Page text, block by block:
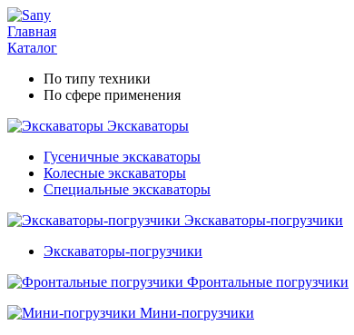
Главная
Каталог
По типу техники
По сфере применения
Экскаваторы
Гусеничные экскаваторы
Колесные экскаваторы
Специальные экскаваторы
Экскаваторы-погрузчики
Экскаваторы-погрузчики
Фронтальные погрузчики
Мини-погрузчики